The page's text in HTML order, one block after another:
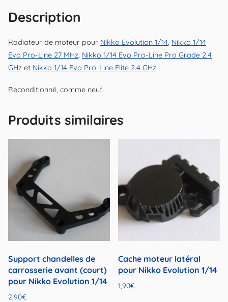
Description
Radiateur de moteur pour Nikko Evolution 1/14, Nikko 1/14
Evo Pro-Line 27 MHz, Nikko 1/14 Evo Pro-Line Pro Grade 2.4
GHz et Nikko 1/14 Evo Pro-Line Elite 2.4 GHz.
Reconditionné, comme neuf.
Produits similaires
Support chandelles de
carrosserie avant (court)
pour Nikko Evolution 1/14
2,90€
Cache moteur latéral
pour Nikko Evolution 1/14
1,90€